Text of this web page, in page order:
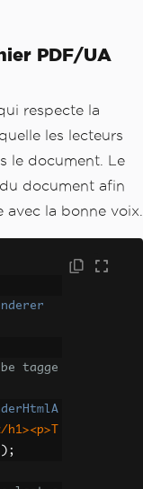
PDF/UA
respecte la
les lecteurs
le document. Le
document afin
avec la bonne voix.
tagge
);